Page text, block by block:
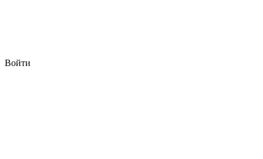
Войти